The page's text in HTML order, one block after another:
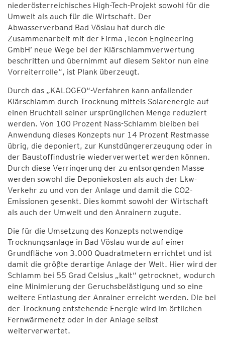
niederösterreichisches High-Tech-Projekt sowohl für die
Umwelt als auch für die Wirtschaft. Der
Abwasserverband Bad Vöslau hat durch die
Zusammenarbeit mit der Firma ‚Tecon Engineering
GmbH’ neue Wege bei der Klärschlammverwertung
beschritten und übernimmt auf diesem Sektor nun eine
Vorreiterrolle“, ist Plank überzeugt.
Durch das „KALOGEO“-Verfahren kann anfallender
Klärschlamm durch Trocknung mittels Solarenergie auf
einen Bruchteil seiner ursprünglichen Menge reduziert
werden. Von 100 Prozent Nass-Schlamm bleiben bei
Anwendung dieses Konzepts nur 14 Prozent Restmasse
übrig, die deponiert, zur Kunstdüngererzeugung oder in
der Baustoffindustrie wiederverwertet werden können.
Durch diese Verringerung der zu entsorgenden Masse
werden sowohl die Deponiekosten als auch der Lkw-
Verkehr zu und von der Anlage und damit die CO2-
Emissionen gesenkt. Dies kommt sowohl der Wirtschaft
als auch der Umwelt und den Anrainern zugute.
Die für die Umsetzung des Konzepts notwendige
Trocknungsanlage in Bad Vöslau wurde auf einer
Grundfläche von 3.000 Quadratmetern errichtet und ist
damit die größte derartige Anlage der Welt. Hier wird der
Schlamm bei 55 Grad Celsius „kalt“ getrocknet, wodurch
eine Minimierung der Geruchsbelästigung und so eine
weitere Entlastung der Anrainer erreicht werden. Die bei
der Trocknung entstehende Energie wird im örtlichen
Fernwärmenetz oder in der Anlage selbst
weiterverwertet.